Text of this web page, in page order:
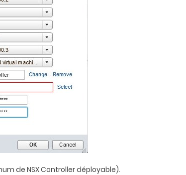
de NSX Controller déployable).